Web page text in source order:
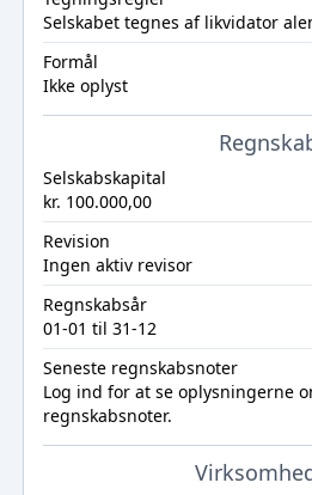
Selskabet tegnes af likvidator
Formål
Ikke oplyst
Selskabskapital
kr. 100.000,00
Revision
Ingen aktiv revisor
Regnskabsår
01-01 til 31-12
Seneste regnskabsnoter
Log ind for at se oplysningerne
regnskabsnoter.